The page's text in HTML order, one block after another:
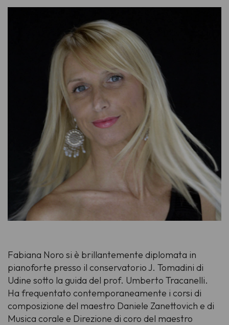
Fabiana Noro si è brillantemente diplomata in
pianoforte presso il conservatorio J. Tomadini di
Udine sotto la guida del prof. Umberto Tracanelli.
Ha frequentato contemporaneamente i corsi di
composizione del maestro Daniele Zanettovich e di
Musica corale e Direzione di coro del maestro